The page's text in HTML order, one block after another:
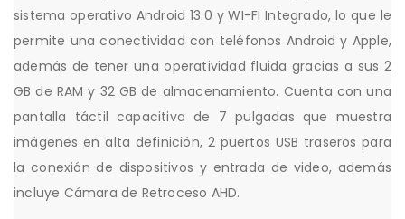
sistema operativo Android 13.0 y WI-FI Integrado, lo que le
permite una conectividad con teléfonos Android y Apple,
además de tener una operatividad fluida gracias a sus 2
GB de RAM y 32 GB de almacenamiento. Cuenta con una
pantalla táctil capacitiva de 7 pulgadas que muestra
imágenes en alta definición, 2 puertos USB traseros para
la conexión de dispositivos y entrada de video, además
incluye Cámara de Retroceso AHD.